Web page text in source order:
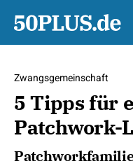
Zwangsgemeinschaft
5 Tipps für
Patchwork-